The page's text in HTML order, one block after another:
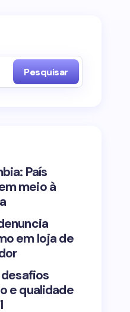
Pesquisar
País
meio à
em loja de
e qualidade